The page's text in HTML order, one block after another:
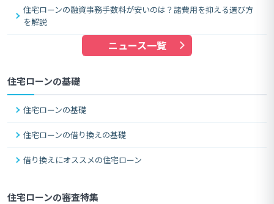
住宅ローンの融資事務手数料が安いのは？諸費用を抑える選び方
を解説
ニュース一覧
住宅ローンの基礎
住宅ローンの基礎
住宅ローンの借り換えの基礎
借り換えにオススメの住宅ローン
住宅ローンの審査特集